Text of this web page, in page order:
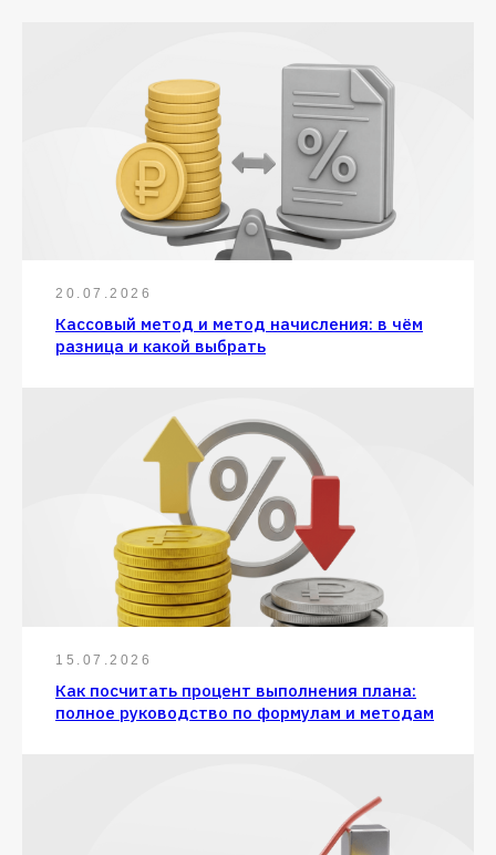
20.07.2026
Кассовый метод и метод начисления: в чём
разница и какой выбрать
15.07.2026
Как посчитать процент выполнения плана:
полное руководство по формулам и методам